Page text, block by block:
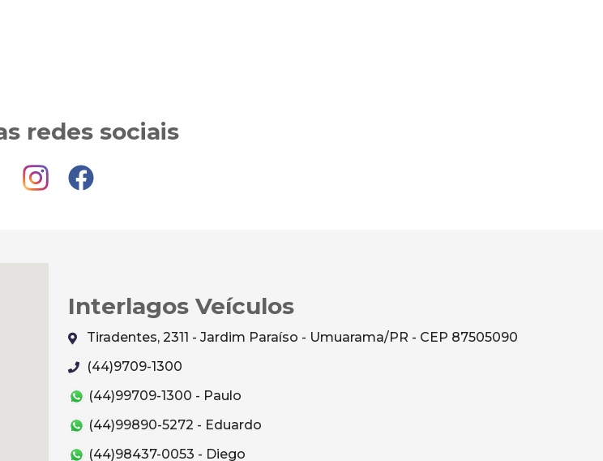
redes sociais
Interlagos Veículos
Tiradentes, 2311 - Jardim Paraíso - Umuarama/PR - CEP 87505090
(44)9709-1300
(44)99709-1300 - Paulo
(44)99890-5272 - Eduardo
(44)98437-0053 - Diego